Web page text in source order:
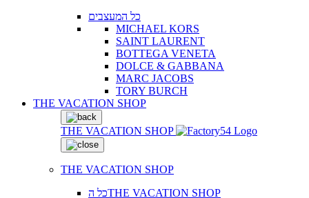
כל המעצבים
MICHAEL KORS
SAINT LAURENT
BOTTEGA VENETA
DOLCE & GABBANA
MARC JACOBS
TORY BURCH
THE VACATION SHOP
THE VACATION SHOP
THE VACATION SHOP
כל הTHE VACATION SHOP